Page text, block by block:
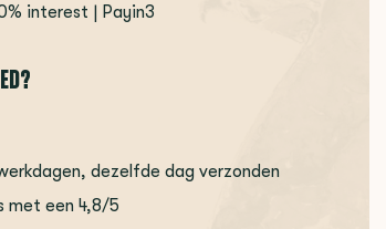
interest | Payin3
dezelfde dag verzonden
met een 4,8/5